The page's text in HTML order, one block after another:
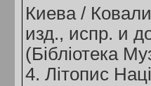
Киева /
изд., испр. и
(Бібліотека
4. Літопис